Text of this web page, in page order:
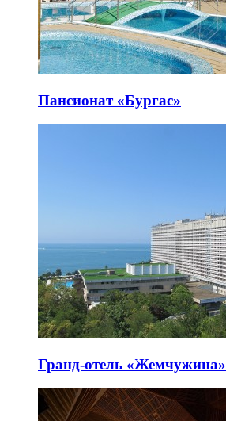
Пансионат «Бургас»
Гранд-отель «Жемчужина»